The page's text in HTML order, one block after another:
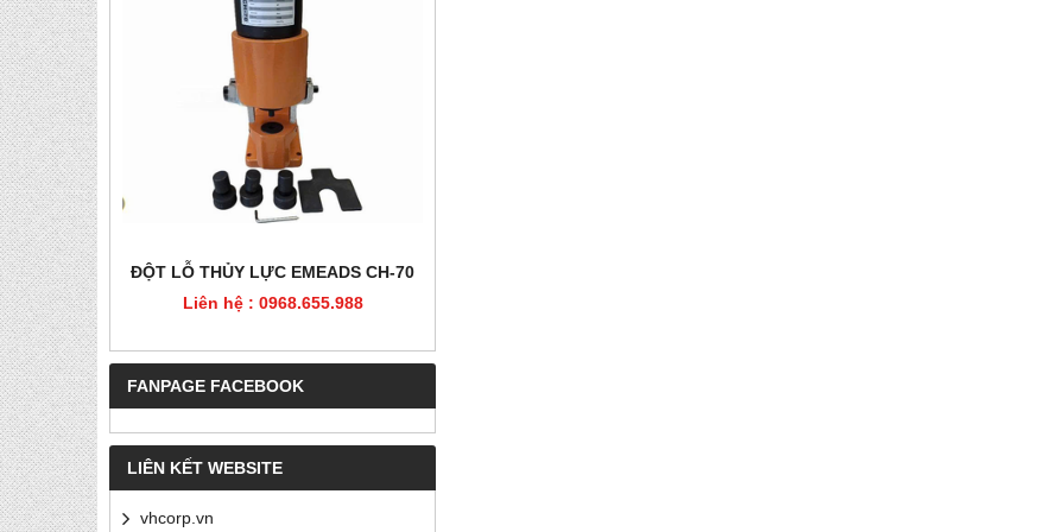
PET
ĐỘT LỖ THỦY LỰC EMEADS CH-70
Liên hệ : 0968.655.988
FANPAGE FACEBOOK
LIÊN KẾT WEBSITE
vhcorp.vn